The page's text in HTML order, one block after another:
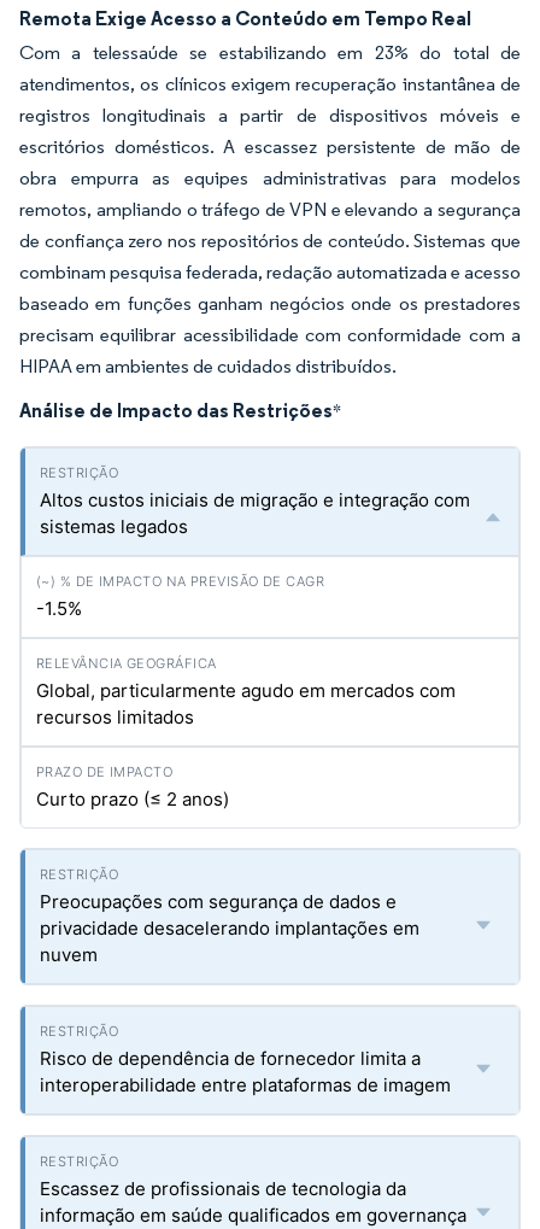
Remota Exige Acesso a Conteúdo em Tempo Real
Com a telessaúde se estabilizando em 23% do total de
atendimentos, os clínicos exigem recuperação instantânea de
registros longitudinais a partir de dispositivos móveis e
escritórios domésticos. A escassez persistente de mão de
obra empurra as equipes administrativas para modelos
remotos, ampliando o tráfego de VPN e elevando a segurança
de confiança zero nos repositórios de conteúdo. Sistemas que
combinam pesquisa federada, redação automatizada e acesso
baseado em funções ganham negócios onde os prestadores
precisam equilibrar acessibilidade com conformidade com a
HIPAA em ambientes de cuidados distribuídos.
Análise de Impacto das Restrições*
Altos custos iniciais de migração e integração com
sistemas legados
-1.5%
Global, particularmente agudo em mercados com
recursos limitados
Curto prazo (≤ 2 anos)
Preocupações com segurança de dados e
privacidade desacelerando implantações em
nuvem
Risco de dependência de fornecedor limita a
interoperabilidade entre plataformas de imagem
Escassez de profissionais de tecnologia da
informação em saúde qualificados em governança